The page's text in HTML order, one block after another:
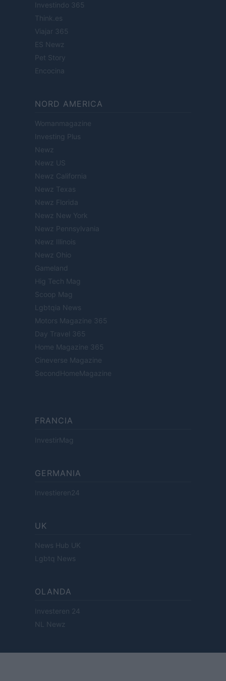
Investindo 365
Think.es
Viajar 365
ES Newz
Pet Story
Encocina
NORD AMERICA
Womanmagazine
Investing Plus
Newz
Newz US
Newz California
Newz Texas
Newz Florida
Newz New York
Newz Pennsylvania
Newz Illinois
Newz Ohio
Gameland
Hig Tech Mag
Scoop Mag
Lgbtqia News
Motors Magazine 365
Day Travel 365
Home Magazine 365
Cineverse Magazine
SecondHomeMagazine
FRANCIA
InvestirMag
GERMANIA
Investieren24
UK
News Hub UK
Lgbtq News
OLANDA
Investeren 24
NL Newz